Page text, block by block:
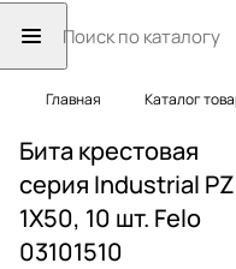
Главная Каталог
Бита крестовая
серия Industrial PZ
1X50, 10 шт. Felo
03101510